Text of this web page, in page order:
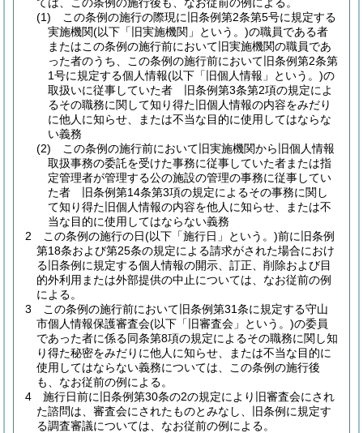
(1)
この条例の施行の際現に旧条例第2条第5号に規定する
実施機関(以下「旧実施機関」という。)の職員である者
またはこの条例の施行前において旧実施機関の職員であ
った者のうち、この条例の施行前において旧条例第2条第
1号に規定する個人情報(以下「旧個人情報」という。)の
取扱いに従事していた者 旧条例第3条第2項の規定によ
るその職務に関して知り得た旧個人情報の内容をみだり
に他人に知らせ、または不当な目的に使用してはならな
い義務
(2)
この条例の施行前において旧実施機関から旧個人情報
取扱事務の委託を受けた事務に従事していた者または指
定管理者が管理する公の施設の管理の事務に従事してい
た者 旧条例第14条第3項の規定によるその事務に関し
て知り得た旧個人情報の内容を他人に知らせ、または不
当な目的に使用してはならない義務
2
この条例の施行の日(以下「施行日」という。)前に旧条例
第18条および第25条の規定による請求がされた場合におけ
る旧条例に規定する個人情報の開示、訂正、削除および目
的外利用または外部提供の中止については、なお従前の例
による。
3
この条例の施行前において旧条例第31条に規定する守山
市個人情報保護審査会(以下「旧審査会」という。)の委員
であった者に係る同条第8項の規定によるその職務に関し知
り得た秘密をみだりに他人に知らせ、または不当な目的に
使用してはならない義務については、この条例の施行後
も、なお従前の例による。
4
施行日前に旧条例第30条の2の規定により旧審査会にされ
た諮問は、審査会にされたものとみなし、旧条例に規定す
る調査審議については、なお従前の例による。